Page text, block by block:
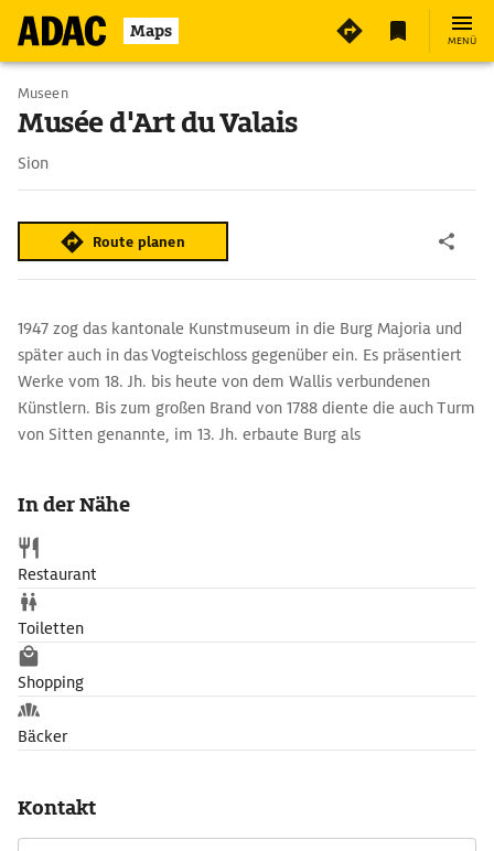
Maps MENÜ
Museen
Musée d'Art du Valais
Sion
Route planen
1947 zog das kantonale Kunstmuseum in die Burg Majoria und
später auch in das Vogteischloss gegenüber ein. Es präsentiert
Werke vom 18. Jh. bis heute von dem Wallis verbundenen
Künstlern. Bis zum großen Brand von 1788 diente die auch Turm
von Sitten genannte, im 13. Jh. erbaute Burg als
Namen des Bischofs Recht gesprochen.
In der Nähe
Restaurant
Toiletten
Shopping
Bäcker
Kontakt